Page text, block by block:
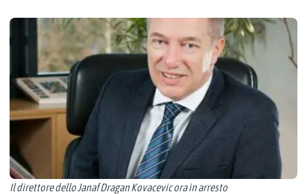
Il direttore dello Janaf Dragan Kovacevic ora in arresto